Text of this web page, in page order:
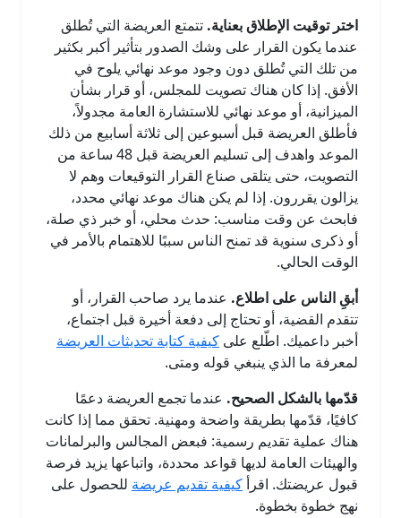
اختر توقيت الإطلاق بعناية. تتمتع العريضة التي تُطلق
عندما يكون القرار على وشك الصدور بتأثير أكبر بكثير
من تلك التي تُطلق دون وجود موعد نهائي يلوح في
الأفق. إذا كان هناك تصويت للمجلس، أو قرار بشأن
الميزانية، أو موعد نهائي للاستشارة العامة مجدولاً،
فأطلق العريضة قبل أسبوعين إلى ثلاثة أسابيع من ذلك
الموعد واهدف إلى تسليم العريضة قبل 48 ساعة من
التصويت، حتى يتلقى صناع القرار التوقيعات وهم لا
يزالون يقررون. إذا لم يكن هناك موعد نهائي محدد،
فابحث عن وقت مناسب: حدث محلي، أو خبر ذي صلة،
أو ذكرى سنوية قد تمنح الناس سببًا للاهتمام بالأمر في
الوقت الحالي.
أبقِ الناس على اطلاع. عندما يرد صاحب القرار، أو
تتقدم القضية، أو تحتاج إلى دفعة أخيرة قبل اجتماع،
أخبر داعميك. اطّلع على كيفية كتابة تحديثات العريضة
لمعرفة ما الذي ينبغي قوله ومتى.
قدّمها بالشكل الصحيح. عندما تجمع العريضة دعمًا
كافيًا، قدّمها بطريقة واضحة ومهنية. تحقق مما إذا كانت
هناك عملية تقديم رسمية: فبعض المجالس والبرلمانات
والهيئات العامة لديها قواعد محددة، واتباعها يزيد فرصة
قبول عريضتك. اقرأ كيفية تقديم عريضة للحصول على
نهج خطوة بخطوة.